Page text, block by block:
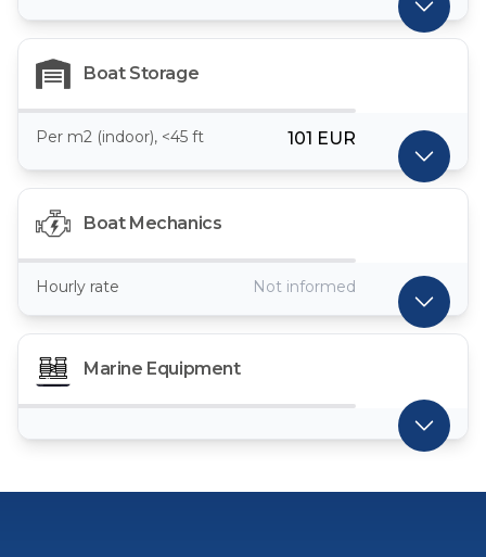
Boat Storage
Per m2 (indoor), <45 ft 101 EUR
Boat Mechanics
Hourly rate Not informed
Marine Equipment